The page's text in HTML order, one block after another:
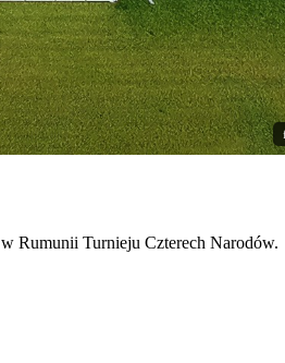
Rumunii Turnieju Czterech Narodów.